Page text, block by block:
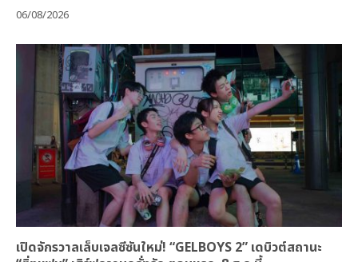
06/08/2026
เปิดจักรวาลเล็บเจลซีซันใหม่! “GELBOYS 2” เดบิวต์สถานะ